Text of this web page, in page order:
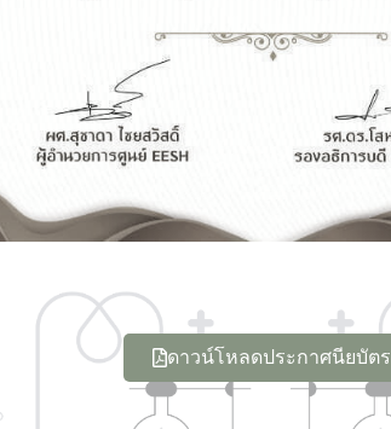
ดาวน์โหลดประกาศนียบัตร